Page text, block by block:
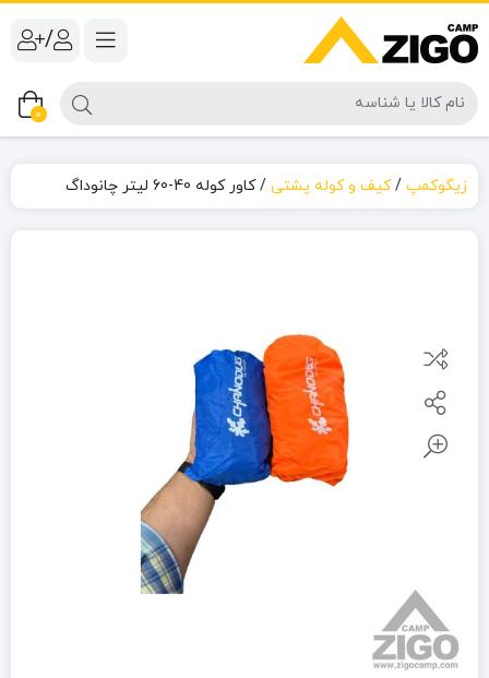
/
0
زیگوکمپ /کیف و کوله پشتی /کاور کوله 40-60 لیتر چانوداگ